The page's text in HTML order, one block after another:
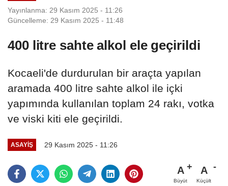
Yayınlanma: 29 Kasım 2025 - 11:26
Güncelleme: 29 Kasım 2025 - 11:48
400 litre sahte alkol ele geçirildi
Kocaeli'de durdurulan bir araçta yapılan
aramada 400 litre sahte alkol ile içki
yapımında kullanılan toplam 24 rakı, votka
ve viski kiti ele geçirildi.
ASAYIŞ 29 Kasım 2025 - 11:26
A
Büyüt
A
Küçült